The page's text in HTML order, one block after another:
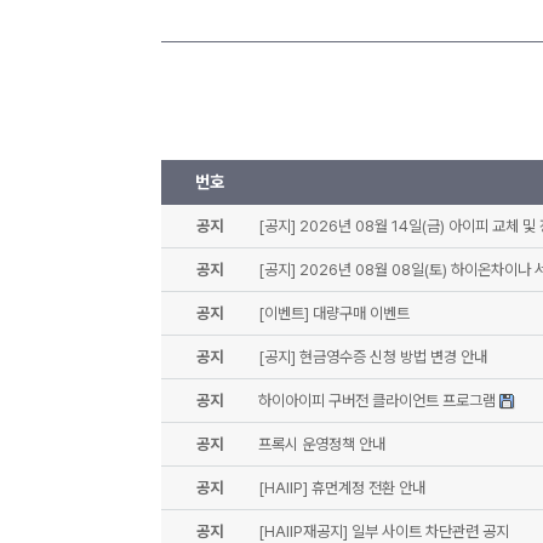
번호
공지 [공지] 2026년 08월 14일(금) 아이피 교체 및
공지 [공지] 2026년 08월 08일(토) 하이온차이나
공지 [이벤트] 대량구매 이벤트
공지 [공지] 현금영수증 신청 방법 변경 안내
공지 하이아이피 구버전 클라이언트 프로그램
공지 프록시 운영정책 안내
공지 [HAIIP] 휴먼계정 전환 안내
공지 [HAIIP재공지] 일부 사이트 차단관련 공지